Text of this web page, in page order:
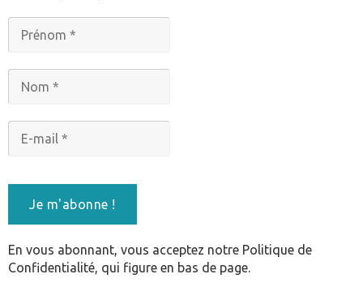
En vous abonnant, vous acceptez notre Politique de
Confidentialité, qui figure en bas de page.